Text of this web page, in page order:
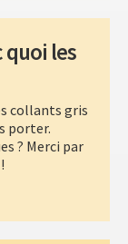
quoi les
collants gris
porter.
? Merci par